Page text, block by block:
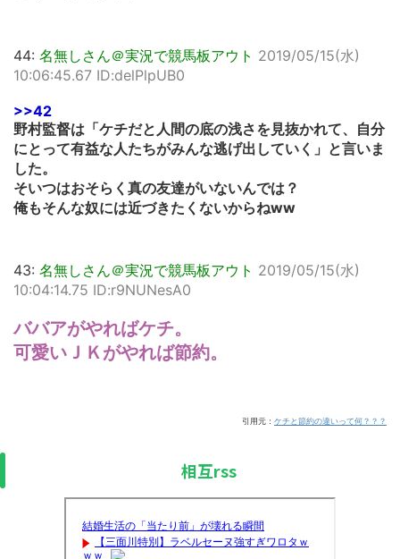
44: 名無しさん＠実況で競馬板アウト 2019/05/15(水)
10:06:45.67 ID:delPlpUB0
>>42
野村監督は「ケチだと人間の底の浅さを見抜かれて、自分
にとって有益な人たちがみんな逃げ出していく」と言いま
した。
そいつはおそらく真の友達がいないんでは？
俺もそんな奴には近づきたくないからねww
43: 名無しさん＠実況で競馬板アウト 2019/05/15(水)
10:04:14.75 ID:r9NUNesA0
ババアがやればケチ。
可愛いＪＫがやれば節約。
引用元： ケチと節約の違いって何？？？
相互rss